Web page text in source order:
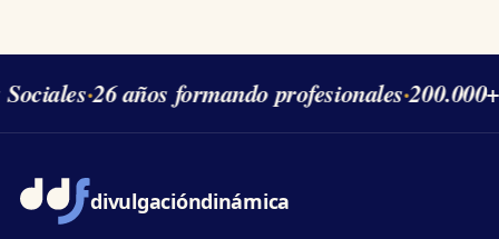
·26 años formando profesionales·
divulgacióndinámica